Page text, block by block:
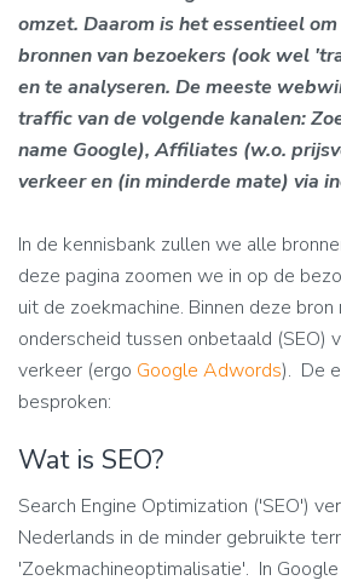
omzet. Daarom is het essentieel
bronnen van bezoekers (ook wel
en te analyseren. De meeste
traffic van de volgende kanalen:
name Google), Affiliates (w.o.
verkeer en (in minderde mate) via
In de kennisbank zullen we alle
deze pagina zoomen we in op de
uit de zoekmachine. Binnen deze
onderscheid tussen onbetaald (SEO)
verkeer (ergo Google Adwords). De
besproken:
Wat is SEO?
Search Engine Optimization ('SEO')
Nederlands in de minder gebruikte
'Zoekmachineoptimalisatie'. In